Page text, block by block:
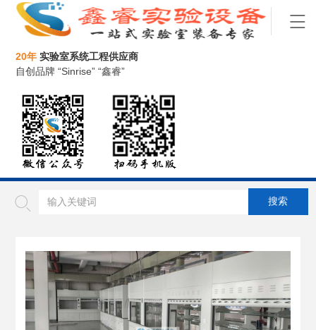
20年 实验室系统工程供应商
自创品牌 “Sinrise” “鑫睿”